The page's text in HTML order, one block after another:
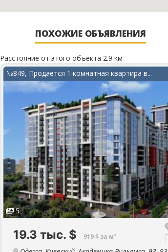
ПОХОЖИЕ ОБЪЯВЛЕНИЯ
Расстояние от этого объекта 2.9 км
№849, Продается 1 комнатная квартира в...
5
19.3 тыс. $ 919 $ за м²